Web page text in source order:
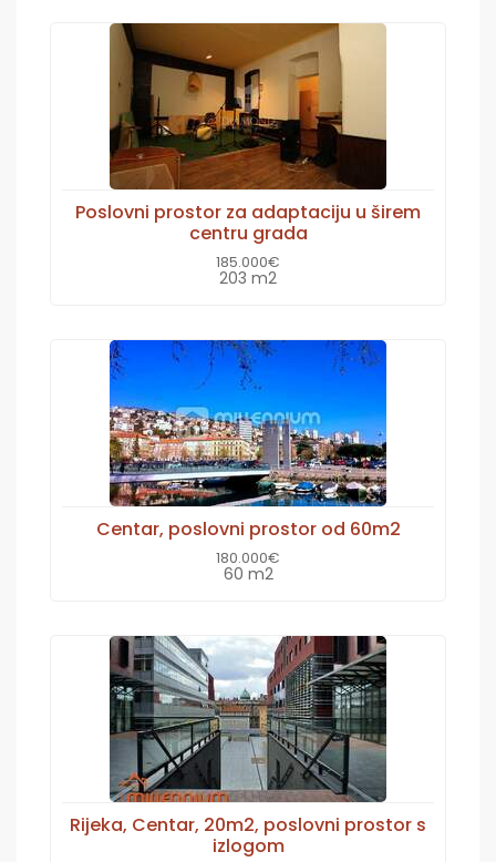
Poslovni prostor za adaptaciju u širem
centru grada
185.000€
203 m2
Centar, poslovni prostor od 60m2
180.000€
60 m2
Rijeka, Centar, 20m2, poslovni prostor s
izlogom